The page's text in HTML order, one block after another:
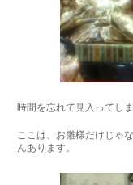
時間を忘れて見入ってし
ここは、お雛様だけじゃ
んあります。